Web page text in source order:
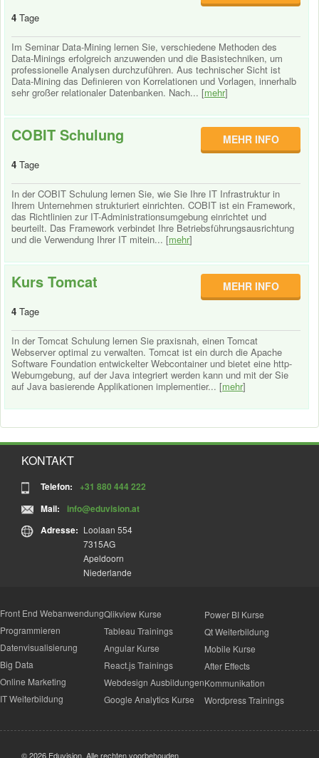
4 Tage
Im Seminar Data-Mining lernen Sie, verschiedene Methoden des
Data-Minings erfolgreich anzuwenden und die Basistechniken, um
professionelle Analysen durchzuführen. Aus technischer Sicht ist
Data-Mining das Definieren von Korrelationen und Vorlagen, innerhalb
sehr großer relationaler Datenbanken. Nach... [mehr]
COBIT Schulung
4 Tage
MEHR INFO
In der COBIT Schulung lernen Sie, wie Sie Ihre IT Infrastruktur in
Ihrem Unternehmen strukturiert einrichten. COBIT ist ein Framework,
das Richtlinien zur IT-Administrationsumgebung einrichtet und
beurteilt. Das Framework verbindet Ihre Betriebsführungsausrichtung
und die Verwendung Ihrer IT mitein... [mehr]
Kurs Tomcat
4 Tage
MEHR INFO
In der Tomcat Schulung lernen Sie praxisnah, einen Tomcat
Webserver optimal zu verwalten. Tomcat ist ein durch die Apache
Software Foundation entwickelter Webcontainer und bietet eine http-
Webumgebung, auf der Java integriert werden kann und mit der Sie
auf Java basierende Applikationen implementier... [mehr]
KONTAKT
Telefon:
+31 880 444 222
Mail:
info@eduvision.at
Adresse: Loolaan 554
7315AG
Apeldoorn
Niederlande
Front End Webanwendung
Programmieren
Datenvisualisierung
Big Data
Online Marketing
IT Weiterbildung
Qlikview Kurse
Tableau Trainings
Angular Kurse
React.js Trainings
Webdesign Ausbildungen
Google Analytics Kurse
Power BI Kurse
Qt Weiterbildung
Mobile Kurse
After Effects
Kommunikation
Wordpress Trainings
© 2026 Eduvision. Alle rechten voorbehouden